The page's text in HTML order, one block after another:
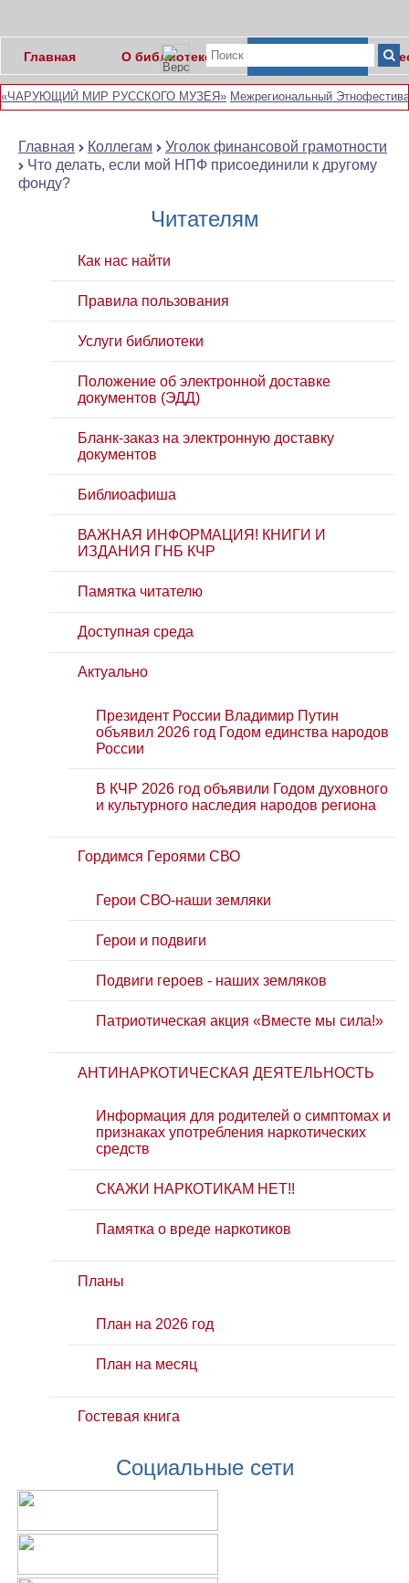
Главная О библиотеке
«ЧАРУЮЩИЙ МИР РУССКОГО МУЗЕЯ» Межрегиональный
Главная Коллегам
Уголок финансовой грамотности
Что делать, если мой НПФ присоединили к другому
фонду?
Читателям
Как нас найти
Правила пользования
Услуги библиотеки
Положение об электронной доставке
документов (ЭДД)
Бланк-заказ на электронную доставку
документов
Библиоафиша
ВАЖНАЯ ИНФОРМАЦИЯ! КНИГИ И
ИЗДАНИЯ ГНБ КЧР
Памятка читателю
Доступная среда
Актуально
Президент России Владимир Путин
объявил 2026 год Годом единства народов
России
В КЧР 2026 год объявили Годом духовного
и культурного наследия народов региона
Гордимся Героями СВО
Герои СВО-наши земляки
Герои и подвиги
Подвиги героев - наших земляков
Патриотическая акция «Вместе мы сила!»
АНТИНАРКОТИЧЕСКАЯ ДЕЯТЕЛЬНОСТЬ
Информация для родителей о симптомах и
признаках употребления наркотических
средств
СКАЖИ НАРКОТИКАМ НЕТ!!
Памятка о вреде наркотиков
Планы
План на 2026 год
План на месяц
Гостевая книга
Социальные сети